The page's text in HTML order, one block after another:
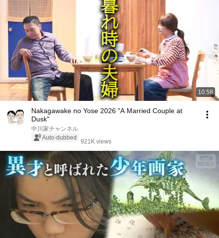
10:58
Nakagawake no Yose 2026 "A Married Couple at
Dusk"
中川家チャンネル
Auto-dubbed
921K views